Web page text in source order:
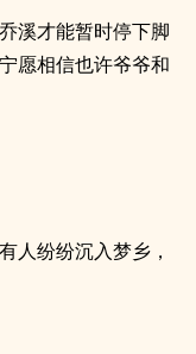
溪才能暂时停下脚
愿相信也许爷爷和
人纷纷沉入梦乡，